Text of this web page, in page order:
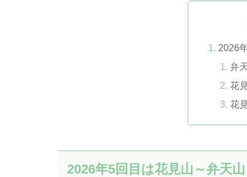
2026
弁
花
花
2026年5回目は花見山～弁天山